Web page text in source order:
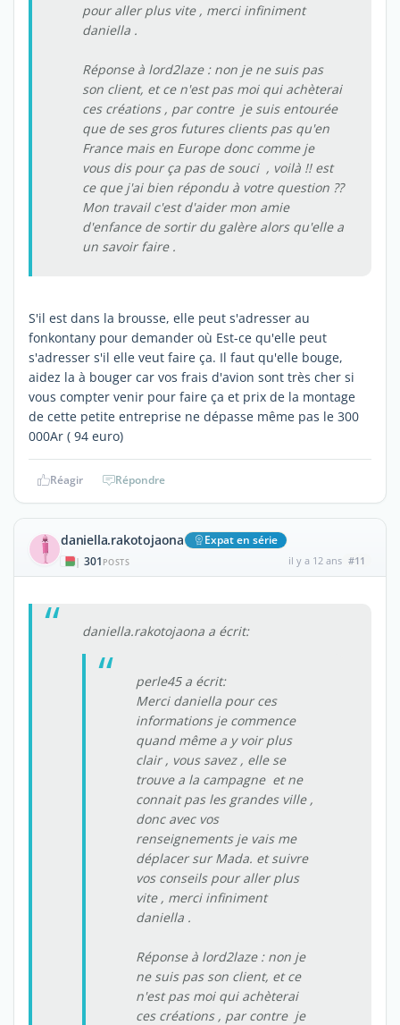
pour aller plus vite , merci infiniment
daniella .
Réponse à lord2laze : non je ne suis pas
son client, et ce n'est pas moi qui achèterai
ces créations , par contre je suis entourée
que de ses gros futures clients pas qu'en
France mais en Europe donc comme je
vous dis pour ça pas de souci , voilà !! est
ce que j'ai bien répondu à votre question ??
Mon travail c'est d'aider mon amie
d'enfance de sortir du galère alors qu'elle a
un savoir faire .
S'il est dans la brousse, elle peut s'adresser au
fonkontany pour demander où Est-ce qu'elle peut
s'adresser s'il elle veut faire ça. Il faut qu'elle bouge,
aidez la à bouger car vos frais d'avion sont très cher si
vous compter venir pour faire ça et prix de la montage
de cette petite entreprise ne dépasse même pas le 300
000Ar ( 94 euro)
Réagir Répondre
daniella.rakotojaona Expat en série
| 301 POSTS il y a 12 ans #11
daniella.rakotojaona a écrit:
perle45 a écrit:
Merci daniella pour ces
informations je commence
quand même a y voir plus
clair , vous savez , elle se
trouve a la campagne et ne
connait pas les grandes ville ,
donc avec vos
renseignements je vais me
déplacer sur Mada. et suivre
vos conseils pour aller plus
vite , merci infiniment
daniella .
Réponse à lord2laze : non je
ne suis pas son client, et ce
n'est pas moi qui achèterai
ces créations , par contre je